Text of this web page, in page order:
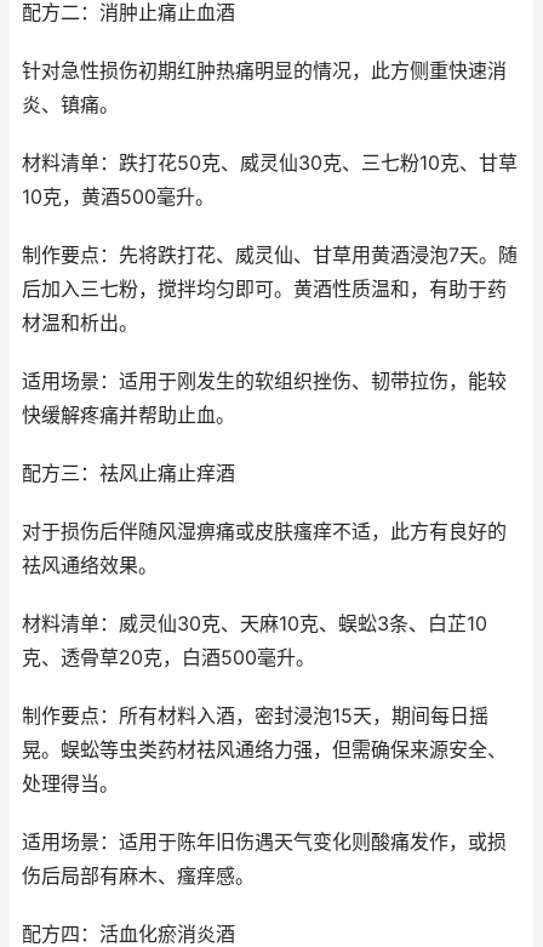
配方二：消肿止痛止血酒
针对急性损伤初期红肿热痛明显的情况，此方侧重快速消
炎、镇痛。
材料清单：跌打花50克、威灵仙30克、三七粉10克、甘草
10克，黄酒500毫升。
制作要点：先将跌打花、威灵仙、甘草用黄酒浸泡7天。随
后加入三七粉，搅拌均匀即可。黄酒性质温和，有助于药
材温和析出。
适用场景：适用于刚发生的软组织挫伤、韧带拉伤，能较
快缓解疼痛并帮助止血。
配方三：祛风止痛止痒酒
对于损伤后伴随风湿痹痛或皮肤瘙痒不适，此方有良好的
祛风通络效果。
材料清单：威灵仙30克、天麻10克、蜈蚣3条、白芷10
克、透骨草20克，白酒500毫升。
制作要点：所有材料入酒，密封浸泡15天，期间每日摇
晃。蜈蚣等虫类药材祛风通络力强，但需确保来源安全、
处理得当。
适用场景：适用于陈年旧伤遇天气变化则酸痛发作，或损
伤后局部有麻木、瘙痒感。
配方四：活血化瘀消炎酒